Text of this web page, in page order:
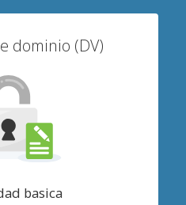
dominio (DV)
basica